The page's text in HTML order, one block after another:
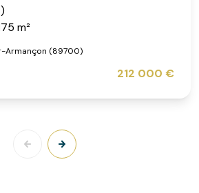
m²
Armançon (89700)
212 000 €